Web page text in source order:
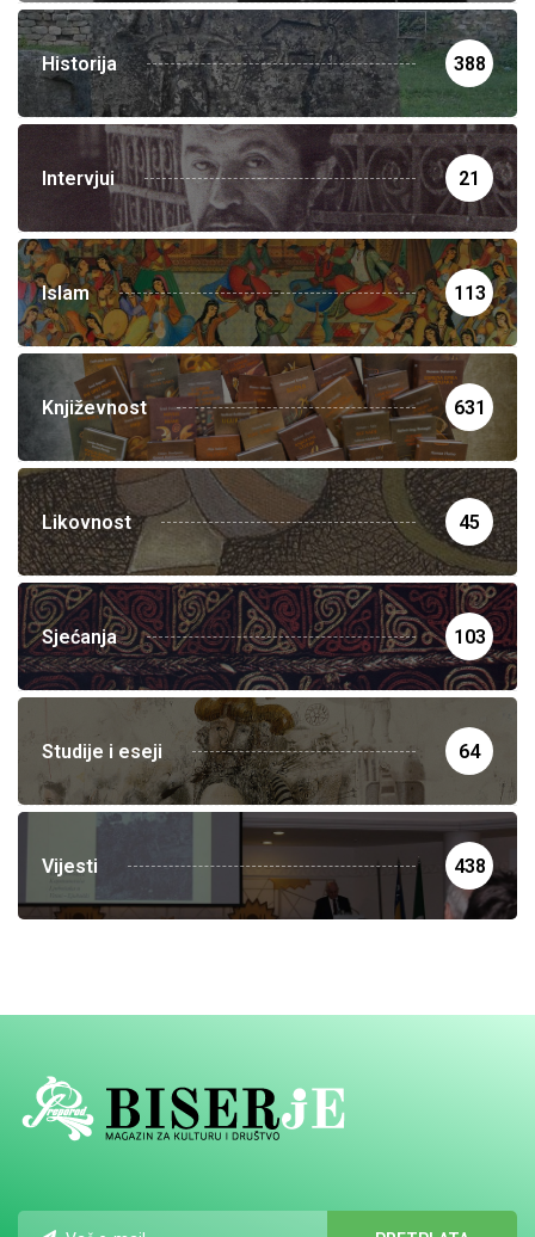
Historija 388
Intervjui 21
Islam 113
Književnost 631
Likovnost 45
Sjećanja 103
Studije i eseji 64
Vijesti 438